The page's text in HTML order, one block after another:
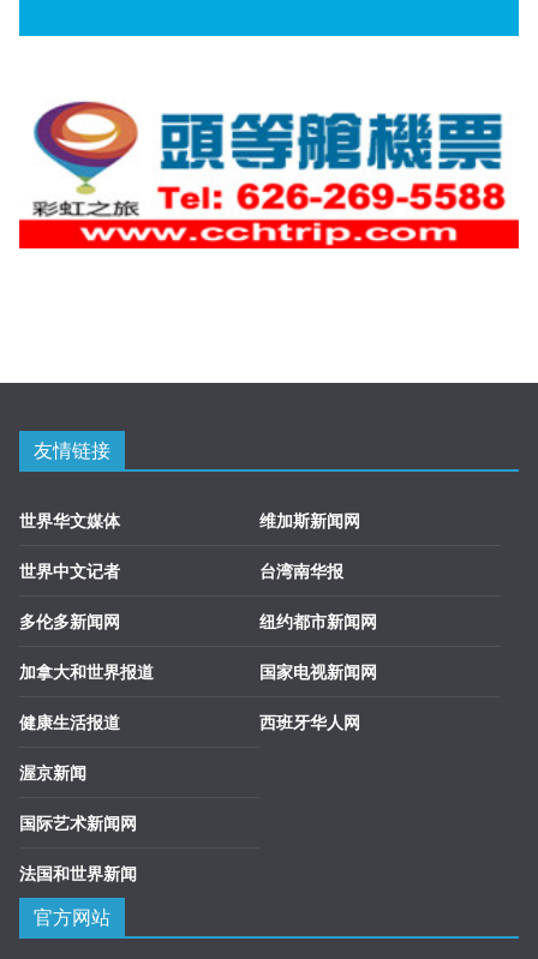
友情链接
世界华文媒体
世界中文记者
多伦多新闻网
加拿大和世界报道
健康生活报道
渥京新闻
国际艺术新闻网
法国和世界新闻
维加斯新闻网
台湾南华报
纽约都市新闻网
国家电视新闻网
西班牙华人网
官方网站